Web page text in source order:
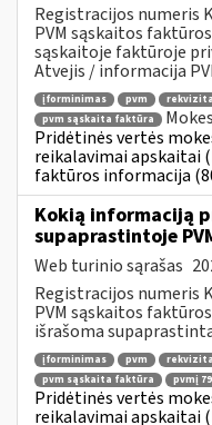
Registracijos numeris
PVM sąskaitos
sąskaitoje faktūroje
Atvejis / informacija
įforminimas pvm
pvm sąskaita faktūra
Pridėtinės vertės
reikalavimai apskaitai
faktūros informacija
Kokią informaciją
supaprastintoje
Web turinio sąrašas
Registracijos numeris
PVM sąskaitos
išrašoma
įforminimas pvm
pvm sąskaita faktūra
pvmį
Pridėtinės vertės
reikalavimai apskaitai